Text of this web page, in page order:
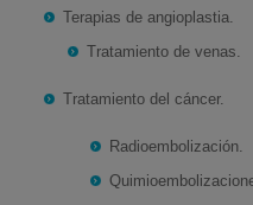
Terapias de angioplastia.
Tratamiento de venas.
Tratamiento del cáncer.
Radioembolización.